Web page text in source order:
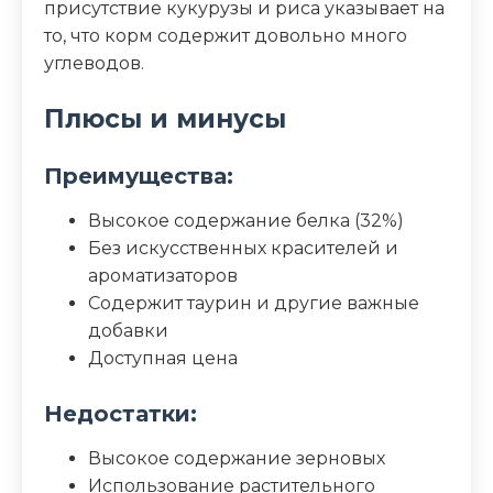
присутствие кукурузы и риса указывает на
то, что корм содержит довольно много
углеводов.
Плюсы и минусы
Преимущества:
Высокое содержание белка (32%)
Без искусственных красителей и
ароматизаторов
Содержит таурин и другие важные
добавки
Доступная цена
Недостатки:
Высокое содержание зерновых
Использование растительного